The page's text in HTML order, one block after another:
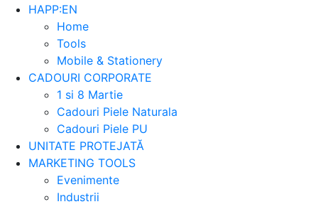
HAPP:EN
Home
Tools
Mobile & Stationery
CADOURI CORPORATE
1 si 8 Martie
Cadouri Piele Naturala
Cadouri Piele PU
UNITATE PROTEJATĂ
MARKETING TOOLS
Evenimente
Industrii